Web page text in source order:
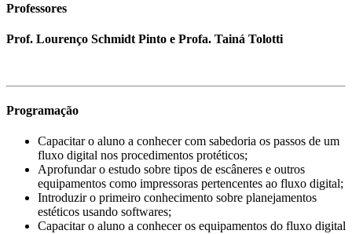
Professores
Prof. Lourenço Schmidt Pinto e Profa. Tainá Tolotti
Programação
Capacitar o aluno a conhecer com sabedoria os passos de um
fluxo digital nos procedimentos protéticos;
Aprofundar o estudo sobre tipos de escâneres e outros
equipamentos como impressoras pertencentes ao fluxo digital;
Introduzir o primeiro conhecimento sobre planejamentos
estéticos usando softwares;
Capacitar o aluno a conhecer os equipamentos do fluxo digital